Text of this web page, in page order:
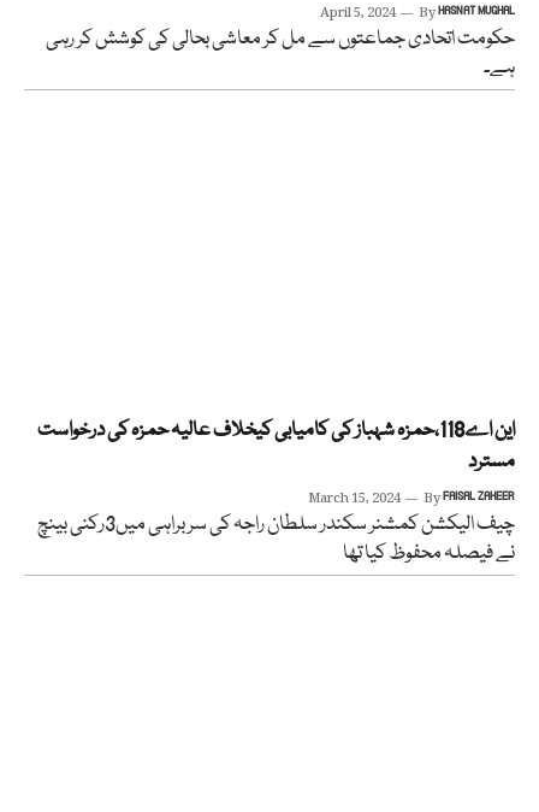
April 5, 2024 ByHASNAT MUGHAL
حکومت اتحادی جماعتوں سے مل کر معاشی بحالی کی کوشش کر رہی
ہے۔
این اے118،حمزہ شہباز کی کامیابی کیخلاف عالیہ حمزہ کی درخواست
مسترد
March 15, 2024 ByFAISAL ZAHEER
چیف الیکشن کمشنر سکندر سلطان راجہ کی سربراہی میں3رکنی بینچ
نے فیصلہ محفوظ کیا تھا